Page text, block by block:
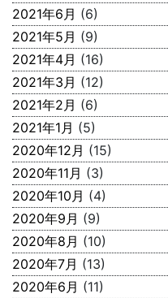
2021年6月 (6)
2021年5月 (9)
2021年4月 (16)
2021年3月 (12)
2021年2月 (6)
2021年1月 (5)
2020年12月 (15)
2020年11月 (3)
2020年10月 (4)
2020年9月 (9)
2020年8月 (10)
2020年7月 (13)
2020年6月 (11)